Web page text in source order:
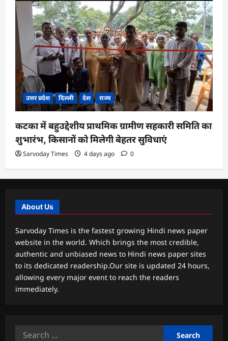
उत्तर प्रदेश दिल्ली देश राज्य
कटका में बहुउद्देशीय प्राथमिक ग्रामीण सहकारी समिति का
शुभारंभ, किसानों को मिलेगी बेहतर सुविधाएं
Sarvoday Times 4 days ago 0
About Us
Sarvoday Times is the fastest growing Hindi news paper
website in the world. Which brings the most credible,
authentic and unbiased news to Hindi news paper sites
to its dedicated readership.Our site is updated 24 hours,
allowing every major event to reach the readers
immediately.
Search